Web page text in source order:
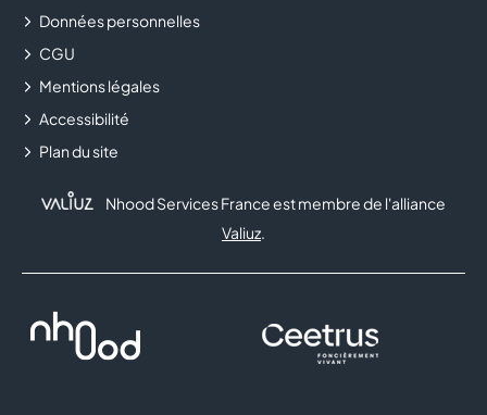
Données personnelles
CGU
Mentions légales
Accessibilité
Plan du site
Nhood Services France est membre de l'alliance
Valiuz.